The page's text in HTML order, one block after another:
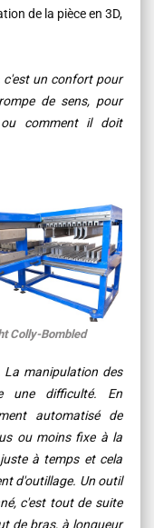
de la pièce en 3D,
c'est un confort pour
de sens, pour
comment il doit
Colly-Bombled
La manipulation des
une difficulté. En
automatisé de
ou moins fixe à la
à temps et cela
d'outillage. Un outil
c'est tout de suite
de bras, à longueur